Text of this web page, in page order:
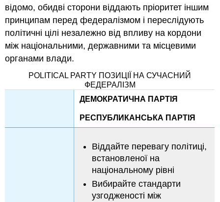
відомо, обидві сторони віддають пріоритет іншим
принципам перед федералізмом і переслідують
політичні цілі незалежно від впливу на кордони
між національними, державними та місцевими
органами влади.
POLITICAL PARTY ПОЗИЦІЇ НА СУЧАСНИЙ
ФЕДЕРАЛІЗМ
ДЕМОКРАТИЧНА ПАРТІЯ
РЕСПУБЛИКАНСЬКА ПАРТІЯ
Віддайте перевагу політиці,
встановленої на
національному рівні
Вибирайте стандарти
узгодженості між